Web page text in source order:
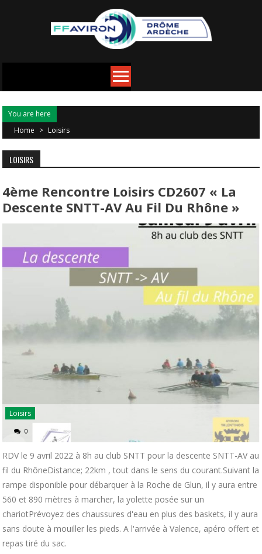
You are here
Home > Loisirs
LOISIRS
4ème Rencontre Loisirs CD2607 « La
Descente SNTT-AV Au Fil Du Rhône »
Loisirs
0
RDV le 9 avril 2022 à 8h au club SNTT pour la descente SNTT-AV au
fil du RhôneDistance; 22km , tout dans le sens du courant.Suivant la
rampe disponible pour débarquer à la Roche de Glun, il y aura entre
560 et 890 mètres à marcher, la yolette posée sur un
chariotPrévoyez des chaussures d'eau en plus des baskets, il y aura
sans doute à mouiller les pieds. A l'arrivée à Valence, apéro offert et
repas tiré du sac.